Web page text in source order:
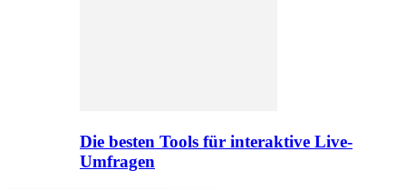
Die besten Tools für interaktive Live-
Umfragen